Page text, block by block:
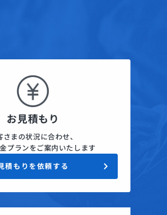
お見積もり
さまの状況に合わせ、
プランをご案内いたします
積もりを依頼する